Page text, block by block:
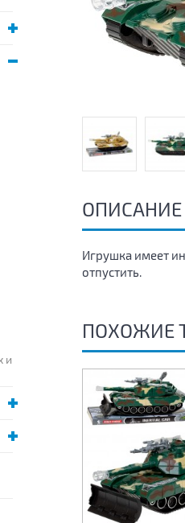
и
ОПИСАНИЕ
Игрушка имеет
отпустить.
ПОХОЖИЕ